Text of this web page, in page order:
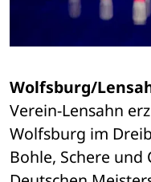
Wolfsburg/
Verein-Lensahn
Wolfsburg im
Bohle, Schere und